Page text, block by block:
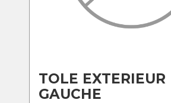
TOLE EXTERIEUR
GAUCHE